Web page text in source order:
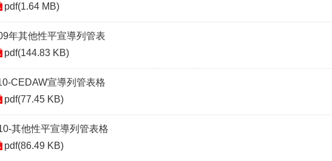
pdf(1.64 MB)
年其他性平宣導列管表
pdf(144.83 KB)
CEDAW宣導列管表格
pdf(77.45 KB)
其他性平宣導列管表格
pdf(86.49 KB)